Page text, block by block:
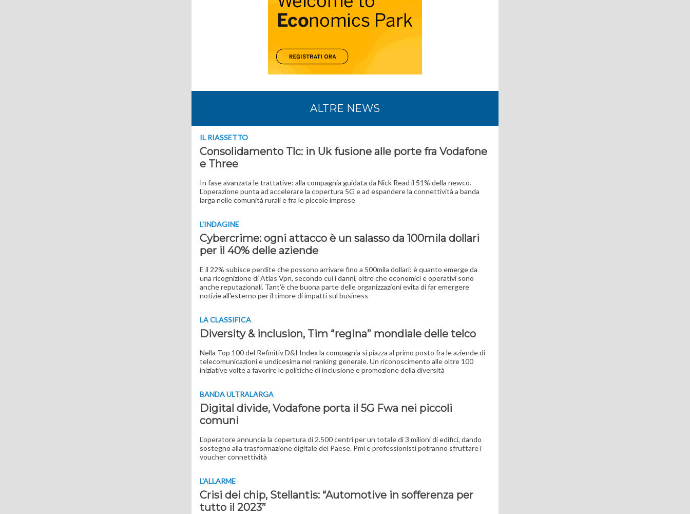
ALTRE NEWS
IL RIASSETTO
Consolidamento Tlc: in Uk fusione alle porte fra Vodafone
e Three
In fase avanzata le trattative: alla compagnia guidata da Nick Read il 51% della newco.
L'operazione punta ad accelerare la copertura 5G e ad espandere la connettività a banda
larga nelle comunità rurali e fra le piccole imprese
L'INDAGINE
Cybercrime: ogni attacco è un salasso da 100mila dollari
per il 40% delle aziende
E il 22% subisce perdite che possono arrivare fino a 500mila dollari: è quanto emerge da
una ricognizione di Atlas Vpn, secondo cui i danni, oltre che economici e operativi sono
anche reputazionali. Tant'è che buona parte delle organizzazioni evita di far emergere
notizie all'esterno per il timore di impatti sul business
LA CLASSIFICA
Diversity & inclusion, Tim “regina” mondiale delle telco
Nella Top 100 del Refinitiv D&I Index la compagnia si piazza al primo posto fra le aziende di
telecomunicazioni e undicesima nel ranking generale. Un riconoscimento alle oltre 100
iniziative volte a favorire le politiche di inclusione e promozione della diversità
BANDA ULTRALARGA
Digital divide, Vodafone porta il 5G Fwa nei piccoli
comuni
L'operatore annuncia la copertura di 2.500 centri per un totale di 3 milioni di edifici, dando
sostegno alla trasformazione digitale del Paese. Pmi e professionisti potranno sfruttare i
voucher connettività
L'ALLARME
Crisi dei chip, Stellantis: “Automotive in sofferenza per
tutto il 2023”